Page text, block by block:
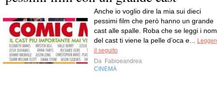
Anche io voglio dire la mia sui dieci
pessimi film che però hanno un grande
cast alle spalle. Roba che se leggi i
del cast ti viene la pelle d’oca e...
il seguito
Da Fabioeandrea
CINEMA